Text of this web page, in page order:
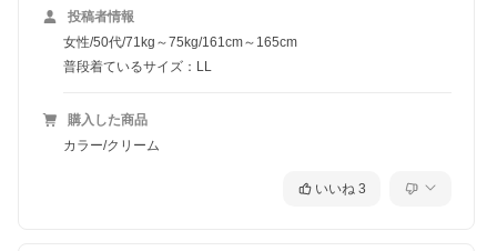
投稿者情報
女性/50代/71kg～75kg/161cm～165cm
普段着ているサイズ：LL
購入した商品
カラー/クリーム
いいね 3